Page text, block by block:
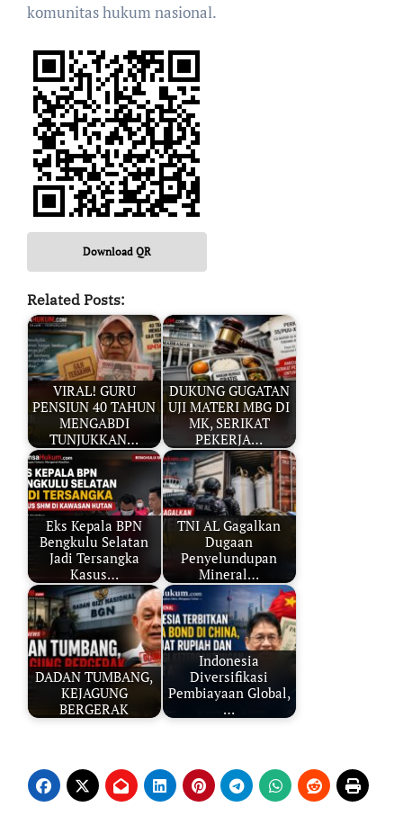
komunitas hukum nasional.
Download QR
Related Posts:
VIRAL! GURU
PENSIUN 40 TAHUN
MENGABDI
TUNJUKKAN…
DUKUNG GUGATAN
UJI MATERI MBG DI
MK, SERIKAT
PEKERJA…
Eks Kepala BPN
Bengkulu Selatan
Jadi Tersangka
Kasus…
TNI AL Gagalkan
Dugaan
Penyelundupan
Mineral…
DADAN TUMBANG,
KEJAGUNG
BERGERAK
Indonesia
Diversifikasi
Pembiayaan Global,
…